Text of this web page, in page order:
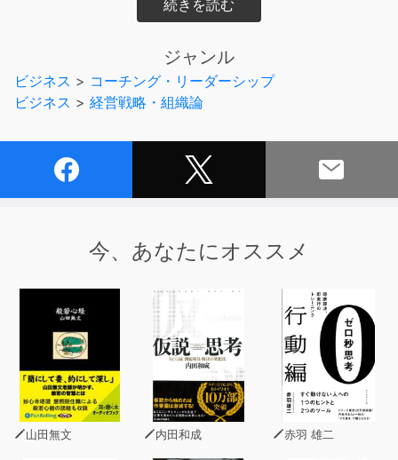
ハーバード・ビジネススクールにおける、リーダーシップ
部下のモチベーション維持に関するものからリーダー自身
ハーバード・ビジネススクールが必要と考える、リーダー
ックは、新任マネジャー・ミドルマネジャーに関わらず、
部下を持つビジネスマンならば必聴と言えます。
ジャンル
ビジネス > コーチング・リーダーシップ
ビジネス > 経営戦略・組織論
今、あなたにオススメ
山田無文 内田和成 赤羽 雄二